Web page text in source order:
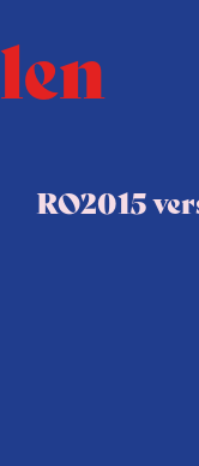
RO2015